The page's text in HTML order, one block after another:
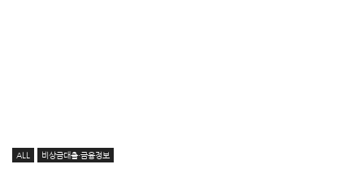
ALL 비상금대출·금융정보